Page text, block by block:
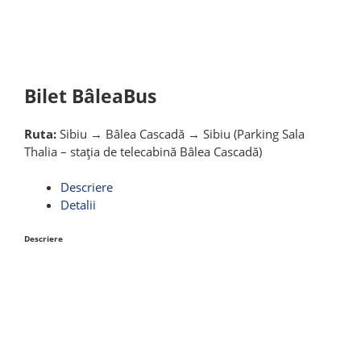
Bilet BâleaBus
Ruta: Sibiu → Bâlea Cascadă → Sibiu (Parking Sala
Thalia – stația de telecabină Bâlea Cascadă)
Descriere
Detalii
Descriere